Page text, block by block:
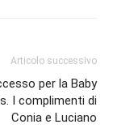
Articolo successivo
per la Baby
I complimenti di
Conia e Luciano